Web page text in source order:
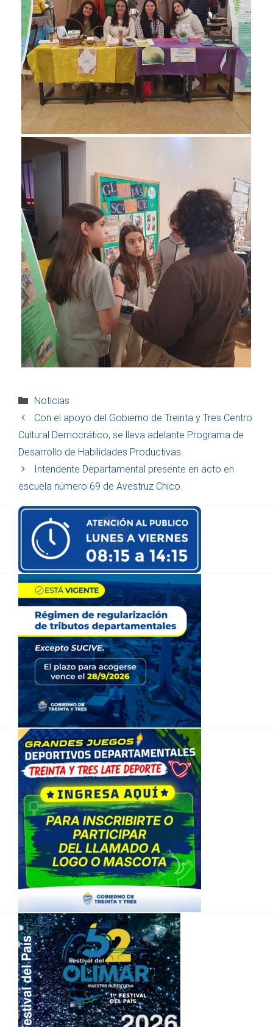
Categorías
Noticias
Con el apoyo del Gobierno de Treinta y Tres Centro
Cultural Democrático, se lleva adelante Programa de
Desarrollo de Habilidades Productivas.
Intendente Departamental presente en acto en
escuela número 69 de Avestruz Chico.